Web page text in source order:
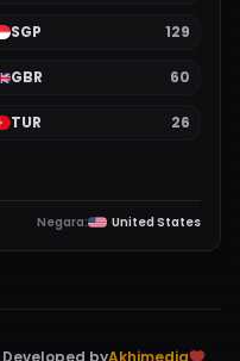
SGP 129
GBR 60
TUR 26
Negara: United States